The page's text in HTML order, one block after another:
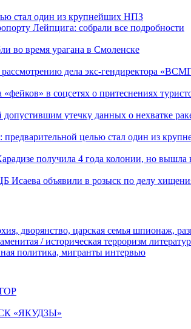
стал один из крупнейших НПЗ
Лейпцига: собрали все подробности
во время урагана в Смоленске
дела экс-гендиректора
«фейков» в соцсетях о притеснениях
утечку данных о нехватке
предварительной целью стал один из
получила 4 года колонии, но вышла
Исаева объявили в розыск по делу
дворянство, царская семья шпионаж,
/ историческая терроризм
политика, мигранты интервью
«ЯКУДЗЫ»